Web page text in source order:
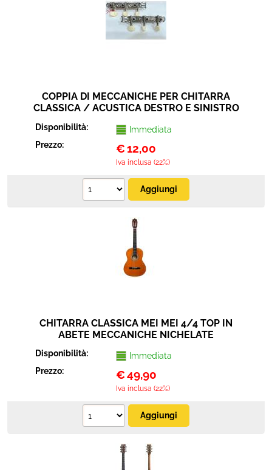
Sicurezza e automazione
Elettrico e antennistica
COPPIA DI MECCANICHE PER CHITARRA
CLASSICA / ACUSTICA DESTRO E SINISTRO
Disponibilità:
Immediata
Prezzo:
€12,00
Iva inclusa (22%)
CHITARRA CLASSICA MEI MEI 4/4 TOP IN
ABETE MECCANICHE NICHELATE
Disponibilità:
Immediata
Prezzo:
€49,90
Iva inclusa (22%)